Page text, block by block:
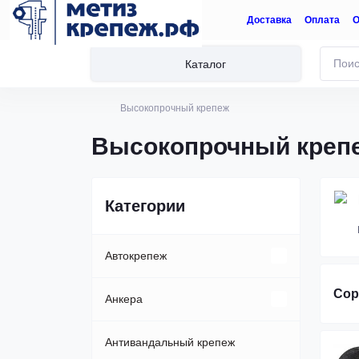
Доставка Оплата
Каталог
Высокопрочный крепеж
Высокопрочный
Категории
Автокрепеж
Клипсы, пистоны
Пластиковые автозаклепки
Анкера
Анкер-болт
Антивандальный крепеж